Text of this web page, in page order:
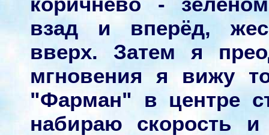
взад и вперёд,
вверх. Затем я
мгновения я вижу
"Фарман" в центре
набираю скорость